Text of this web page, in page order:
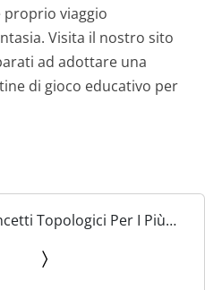
proprio viaggio
Visita il nostro sito
ad adottare una
di gioco educativo per
Topologici Per I Più
Per Bambini 4-6 Anni